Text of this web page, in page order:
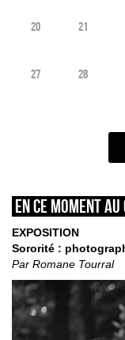
20 21
27 28
En ce moment
EXPOSITION
Sororité :
Par Romane Tourral